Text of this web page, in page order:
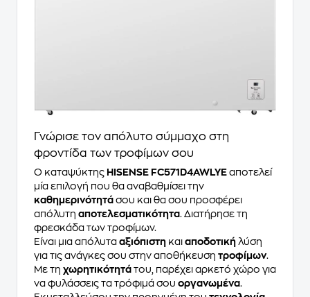
Γνώρισε τον απόλυτο σύμμαχο στη
φροντίδα των τροφίμων σου
Ο καταψύκτης HISENSE FC571D4AWLYE αποτελεί
μία επιλογή που θα αναβαθμίσει την
καθημερινότητά σου και θα σου προσφέρει
απόλυτη αποτελεσματικότητα. Διατήρησε τη
φρεσκάδα των τροφίμων.
Είναι μια απόλυτα αξιόπιστη και αποδοτική λύση
για τις ανάγκες σου στην αποθήκευση τροφίμων.
Με τη χωρητικότητά του, παρέχει αρκετό χώρο για
να φυλάσσεις τα τρόφιμά σου οργανωμένα.